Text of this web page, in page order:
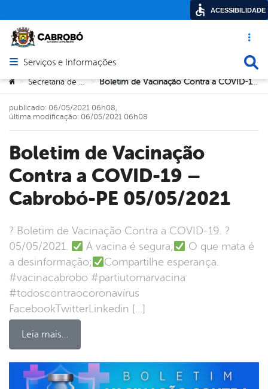
Acesso
Abrir menu principal de navegação
Serviços e Informações
Você está aqui:
> Secretaria de Saúde > Boletim de Vacinação Contra a COVID-19 – Cabrobó-PE 05/05/2021
Boletim de Vacinação
Contra a COVID-19 –
Cabrobó-PE 05/05/2021
? Boletim de Vacinação Contra a COVID-19. ?
05/05/2021.
A vacina é segura;
O que mata é
a desinformação;
Compartilhe esperança.
#vacinacabrobo #partiutomarvacina
#todoscontraocoronavírus
FacebookTwitterLinkedin […]
Leia mais…
publicado: 06/05/2021 06h08,
última modificação: 06/05/2021 06h08
ACESSIBILIDADE